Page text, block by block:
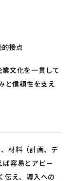
接点
文化を一貫して
と信頼性を支え
材料（計画、デ
ば容易とアピー
伝え、導入への